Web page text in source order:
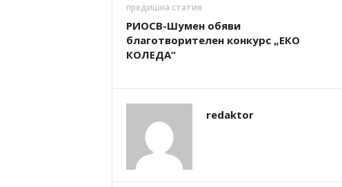
предишна статия
РИОСВ-Шумен обяви
благотворителен конкурс „ЕКО
КОЛЕДА“
redaktor